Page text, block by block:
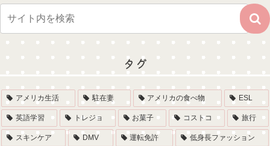
タグ
アメリカ生活 駐在妻 アメリカの食べ物 ESL
英語学習 トレジョ お菓子 コストコ 旅行
スキンケア DMV 運転免許 低身長ファッション